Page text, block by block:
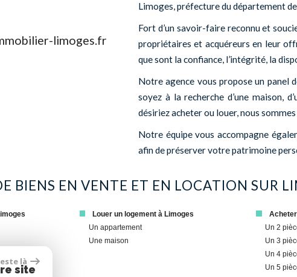
limoges.fr
Limoges, préfecture du département
Fort d’un savoir-faire reconnu et
propriétaires et acquéreurs en leur
que sont la confiance, l’intégrité, la
Notre agence vous propose un panel
soyez à la recherche d’une maison,
désiriez acheter ou louer, nous
Notre équipe vous accompagne
afin de préserver votre patrimoine
BIENS EN VENTE ET EN LOCATION SUR
Louer un logement à Limoges
Un appartement
Une maison
Un 2
Un 3
Un 4
Un 5
là
site